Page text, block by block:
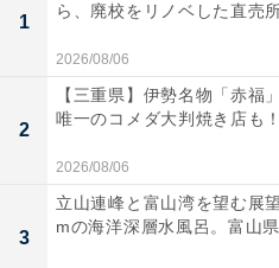
1
ら、廃校をリノベした直売
2026/08/06
2
【三重県】伊勢名物「赤福
唯一のコメダ大判焼き店も
2026/08/06
3
立山連峰と富山湾を望む展
mの海洋深層水風呂。富山